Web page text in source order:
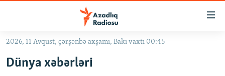
Əsas
qayıt
#İZAHLA
2026, 11 Avqust, çərşənbə axşamı, Bakı vaxtı 00:45
Dünya xəbərləri